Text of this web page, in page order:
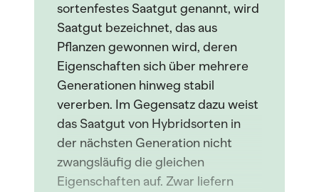
sortenfestes Saatgut genannt, wird
Saatgut bezeichnet, das aus
Pflanzen gewonnen wird, deren
Eigenschaften sich über mehrere
Generationen hinweg stabil
vererben. Im Gegensatz dazu weist
das Saatgut von Hybridsorten in
der nächsten Generation nicht
zwangsläufig die gleichen
Eigenschaften auf. Zwar liefern